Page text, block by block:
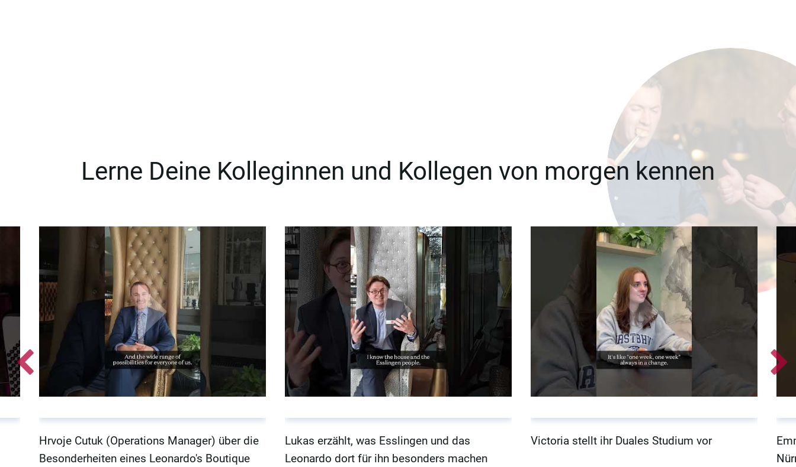
Lerne Deine Kolleginnen und Kollegen von morgen kennen
Hrvoje Cutuk (Operations Manager) über die
Besonderheiten eines Leonardo's Boutique
Lukas erzählt, was Esslingen und das
Leonardo dort für ihn besonders machen
Victoria stellt ihr Duales Studium vor